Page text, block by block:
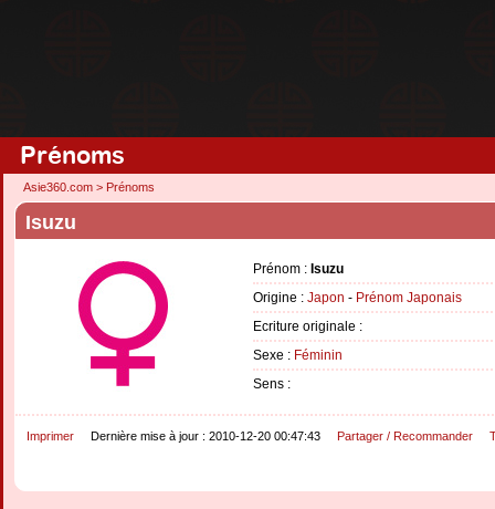
Prénoms
Asie360.com > Prénoms
Isuzu
Prénom : Isuzu
Origine : Japon - Prénom Japonais
Ecriture originale :
Sexe : Féminin
Sens :
Imprimer Dernière mise à jour : 2010-12-20 00:47:43 Partager / Recommander